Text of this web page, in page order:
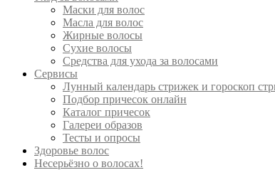
Маски для волос
Масла для волос
Жирные волосы
Сухие волосы
Средства для ухода за волосами
Сервисы
Лунный календарь стрижек и гороскоп
Подбор причесок онлайн
Каталог причесок
Галереи образов
Тесты и опросы
Здоровье волос
Несерьёзно о волосах!